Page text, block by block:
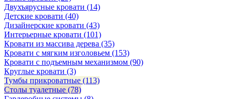
Двухъярусные кровати (14)
Детские кровати (40)
Дизайнерские кровати (43)
Интерьерные кровати (101)
Кровати из массива дерева (35)
Кровати с мягким изголовьем (153)
Кровати с подъемным механизмом (90)
Круглые кровати (3)
Тумбы прикроватные (113)
Столы туалетные (78)